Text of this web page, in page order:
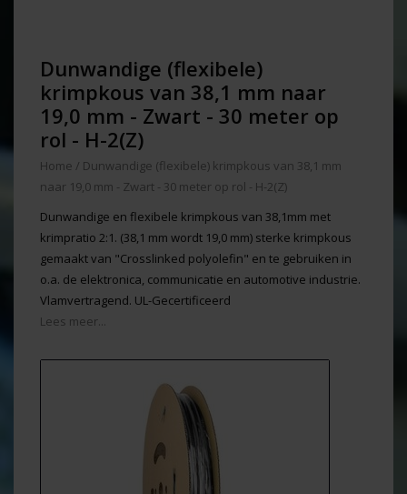
Dunwandige (flexibele)
krimpkous van 38,1 mm naar
19,0 mm - Zwart - 30 meter op
rol - H-2(Z)
Home / Dunwandige (flexibele) krimpkous van 38,1 mm
naar 19,0 mm - Zwart - 30 meter op rol - H-2(Z)
Dunwandige en flexibele krimpkous van 38,1mm met
krimpratio 2:1. (38,1 mm wordt 19,0 mm) sterke krimpkous
gemaakt van "Crosslinked polyolefin" en te gebruiken in
o.a. de elektronica, communicatie en automotive industrie.
Vlamvertragend. UL-Gecertificeerd
Lees meer...